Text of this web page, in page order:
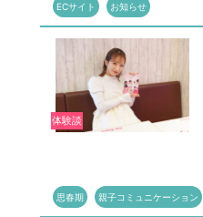
ECサイト お知らせ
体験談
思春期 親子コミュニケーション